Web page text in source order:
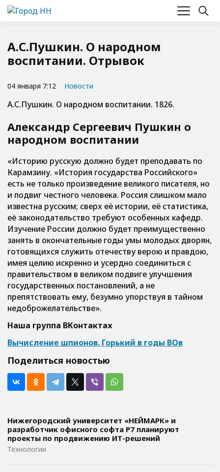
А.С.Пушкин. О народном
воспитании. Отрывок
04 января 7:12 Новости
А.С.Пушкин. О народном воспитании. 1826.
Александр Сергеевич Пушкин о
народном воспитании
«Историю русскую должно будет преподавать по
Карамзину. «История государства Российского»
есть не только произведение великого писателя, но
и подвиг честного человека. Россия слишком мало
известна русским; сверх её истории, её статистика,
её законодательство требуют особенных кафедр.
Изучение России должно будет преимущественно
занять в окончательные годы умы молодых дворян,
готовящихся служить отечеству верою и правдою,
имея целию искренно и усердно соединиться с
правительством в великом подвиге улучшения
государственных постановлений, а не
препятствовать ему, безумно упорствуя в тайном
недоброжелательстве».
Наша группа ВКонтактах
Вычисление шпионов. Горький в годы ВОв
Поделиться новостью
Нижегородский университет «НЕЙМАРК» и
разработчик офисного софта P7 планируют
проекты по продвижению ИТ-решений
Технологии